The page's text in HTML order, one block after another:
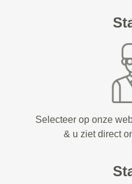
Selecteer op onze
& u ziet direct